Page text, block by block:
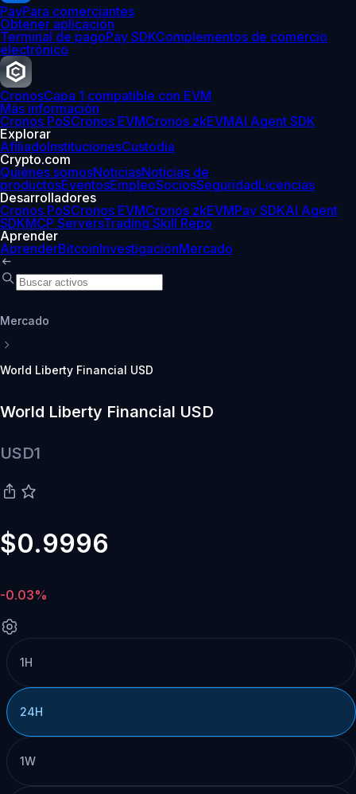
PayPara comerciantes
Obtener aplicación
Terminal de pagoPay SDKComplementos de comercio
electrónico
CronosCapa 1 compatible con EVM
Más información
Cronos PoSCronos EVMCronos zkEVMAI Agent SDK
Explorar
AfiliadoInstitucionesCustodia
Crypto.com
Quiénes somosNoticiasNoticias de
productosEventosEmpleoSociosSeguridadLicencias
Desarrolladores
Cronos PoSCronos EVMCronos zkEVMPay SDKAI Agent
SDKMCP ServersTrading Skill Repo
Aprender
AprenderBitcoinInvestigaciónMercado
Mercado
World Liberty Financial USD
World Liberty Financial USD
USD1
$0.9996
-0.03%
1H
24H
1W